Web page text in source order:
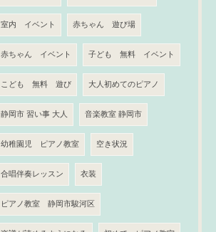
室内 イベント 赤ちゃん 遊び場
赤ちゃん イベント 子ども 無料 イベント
こども 無料 遊び 大人初めてのピアノ
静岡市 習い事 大人 音楽教室 静岡市
幼稚園児 ピアノ教室 空き状況
合唱伴奏レッスン 衣装
ピアノ教室 静岡市駿河区